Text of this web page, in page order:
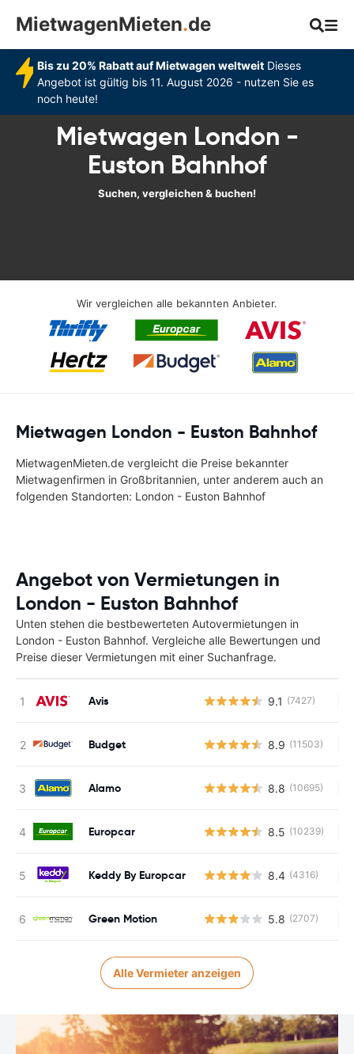
MietwagenMieten.de
Bis zu 20% Rabatt auf Mietwagen weltweitDieses
Angebot ist gültig bis 11. August 2026 - nutzen Sie es
noch heute!
Mietwagen London -
Euston Bahnhof
Suchen, vergleichen & buchen!
Wir vergleichen alle bekannten Anbieter.
Mietwagen London - Euston Bahnhof
MietwagenMieten.de vergleicht die Preise bekannter
Mietwagenfirmen in Großbritannien, unter anderem auch an
folgenden Standorten: London - Euston Bahnhof
Angebot von Vermietungen in
London - Euston Bahnhof
Unten stehen die bestbewerteten Autovermietungen in
London - Euston Bahnhof. Vergleiche alle Bewertungen und
Preise dieser Vermietungen mit einer Suchanfrage.
Avis 9.1 (7427)
Budget 8.9 (11503)
Alamo 8.8 (10695)
Europcar 8.5 (10239)
Keddy By Europcar 8.4 (4316)
Green Motion 5.8 (2707)
Alle Vermieter anzeigen